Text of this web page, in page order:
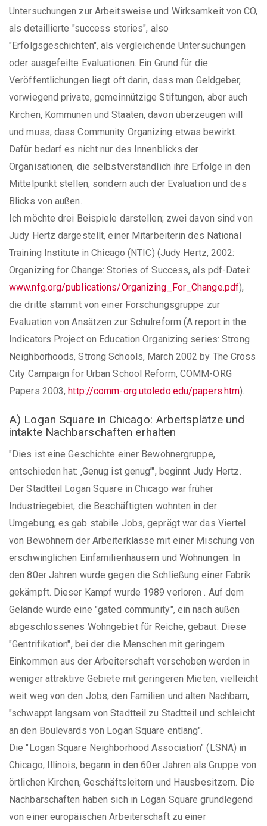
Untersuchungen zur Arbeitsweise und Wirksamkeit von CO,
als detaillierte "success stories", also
"Erfolgsgeschichten", als vergleichende Untersuchungen
oder ausgefeilte Evaluationen. Ein Grund für die
Veröffentlichungen liegt oft darin, dass man Geldgeber,
vorwiegend private, gemeinnützige Stiftungen, aber auch
Kirchen, Kommunen und Staaten, davon überzeugen will
und muss, dass Community Organizing etwas bewirkt.
Dafür bedarf es nicht nur des Innenblicks der
Organisationen, die selbstverständlich ihre Erfolge in den
Mittelpunkt stellen, sondern auch der Evaluation und des
Blicks von außen.
Ich möchte drei Beispiele darstellen; zwei davon sind von
Judy Hertz dargestellt, einer Mitarbeiterin des National
Training Institute in Chicago (NTIC) (Judy Hertz, 2002:
Organizing for Change: Stories of Success, als pdf-Datei:
www.nfg.org/publications/Organizing_For_Change.pdf),
die dritte stammt von einer Forschungsgruppe zur
Evaluation von Ansätzen zur Schulreform (A report in the
Indicators Project on Education Organizing series: Strong
Neighborhoods, Strong Schools, March 2002 by The Cross
City Campaign for Urban School Reform, COMM-ORG
Papers 2003,http://comm-org.utoledo.edu/papers.htm).
A) Logan Square in Chicago: Arbeitsplätze und
intakte Nachbarschaften erhalten
"Dies ist eine Geschichte einer Bewohnergruppe,
entschieden hat: ‚Genug ist genug’", beginnt Judy Hertz.
Der Stadtteil Logan Square in Chicago war früher
Industriegebiet, die Beschäftigten wohnten in der
Umgebung; es gab stabile Jobs, geprägt war das Viertel
von Bewohnern der Arbeiterklasse mit einer Mischung von
erschwinglichen Einfamilienhäusern und Wohnungen. In
den 80er Jahren wurde gegen die Schließung einer Fabrik
gekämpft. Dieser Kampf wurde 1989 verloren . Auf dem
Gelände wurde eine "gated community", ein nach außen
abgeschlossenes Wohngebiet für Reiche, gebaut. Diese
"Gentrifikation", bei der die Menschen mit geringem
Einkommen aus der Arbeiterschaft verschoben werden in
weniger attraktive Gebiete mit geringeren Mieten, vielleicht
weit weg von den Jobs, den Familien und alten Nachbarn,
"schwappt langsam von Stadtteil zu Stadtteil und schleicht
an den Boulevards von Logan Square entlang".
Die "Logan Square Neighborhood Association" (LSNA) in
Chicago, Illinois, begann in den 60er Jahren als Gruppe von
örtlichen Kirchen, Geschäftsleitern und Hausbesitzern. Die
Nachbarschaften haben sich in Logan Square grundlegend
von einer europäischen Arbeiterschaft zu einer